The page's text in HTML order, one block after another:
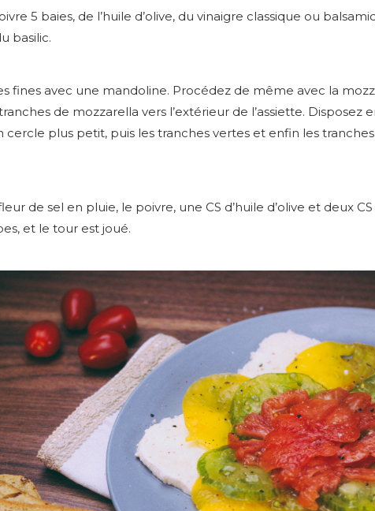
5 baies, de l’huile d’olive, du vinaigre classique ou
basilic.
fines avec une mandoline. Procédez de même avec la
de mozzarella vers l’extérieur de l’assiette. Disposez
cercle plus petit, puis les tranches vertes et enfin les
de sel en pluie, le poivre, une CS d’huile d’olive et deux
et le tour est joué.